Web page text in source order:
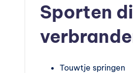
Sporten
Touwtje springen